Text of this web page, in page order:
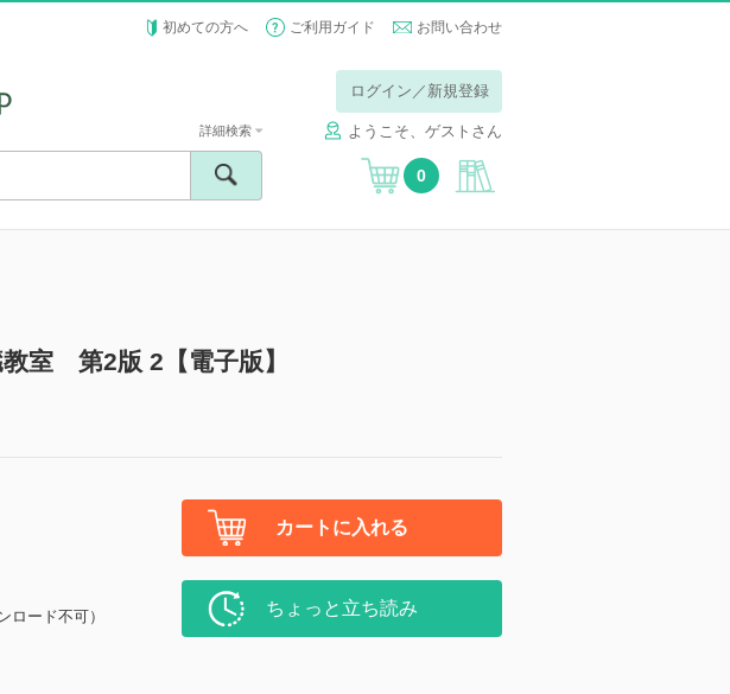
初めての方へ ご利用ガイド お問い合わせ
ログイン／新規登録
ようこそ、ゲストさん
詳細検索
0
室 第2版 2【電子版】
ロード不可）
カートに入れる
ちょっと立ち読み